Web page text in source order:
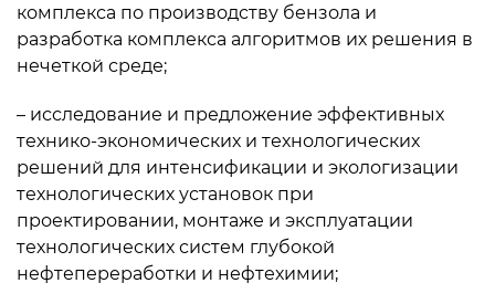
комплекса по производству бензола и
разработка комплекса алгоритмов их решения в
нечеткой среде;
– исследование и предложение эффективных
технико-экономических и технологических
решений для интенсификации и экологизации
технологических установок при
проектировании, монтаже и эксплуатации
технологических систем глубокой
нефтепереработки и нефтехимии;